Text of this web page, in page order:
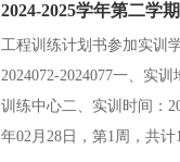
2024-2025学年第二学
工程训练计划书参加实训
2024072-2024077一、实
训练中心二、实训时间：
年02月28日，第1周，共